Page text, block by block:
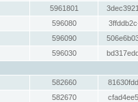
5961801
596080
596090
596030
582660
582670